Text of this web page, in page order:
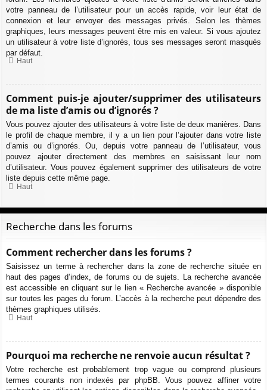
votre panneau de l’utilisateur pour un accès rapide, voir leur état de
connexion et leur envoyer des messages privés. Selon les thèmes
graphiques, leurs messages peuvent être mis en valeur. Si vous ajoutez
un utilisateur à votre liste d’ignorés, tous ses messages seront masqués
par défaut.
Haut
Comment puis-je ajouter/supprimer des utilisateurs
de ma liste d’amis ou d’ignorés ?
Vous pouvez ajouter des utilisateurs à votre liste de deux manières. Dans
le profil de chaque membre, il y a un lien pour l’ajouter dans votre liste
d’amis ou d’ignorés. Ou, depuis votre panneau de l’utilisateur, vous
pouvez ajouter directement des membres en saisissant leur nom
d’utilisateur. Vous pouvez également supprimer des utilisateurs de votre
liste depuis cette même page.
Haut
Recherche dans les forums
Comment rechercher dans les forums ?
Saisissez un terme à rechercher dans la zone de recherche située en
haut des pages d’index, de forums ou de sujets. La recherche avancée
est accessible en cliquant sur le lien « Recherche avancée » disponible
sur toutes les pages du forum. L’accès à la recherche peut dépendre des
thèmes graphiques utilisés.
Haut
Pourquoi ma recherche ne renvoie aucun résultat ?
Votre recherche est probablement trop vague ou comprend plusieurs
termes courants non indexés par phpBB. Vous pouvez affiner votre